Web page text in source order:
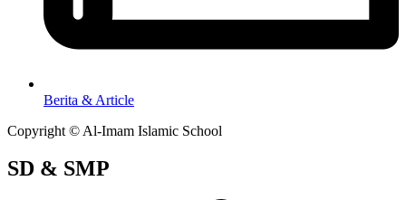
Berita & Article
Copyright © Al-Imam Islamic School
SD & SMP